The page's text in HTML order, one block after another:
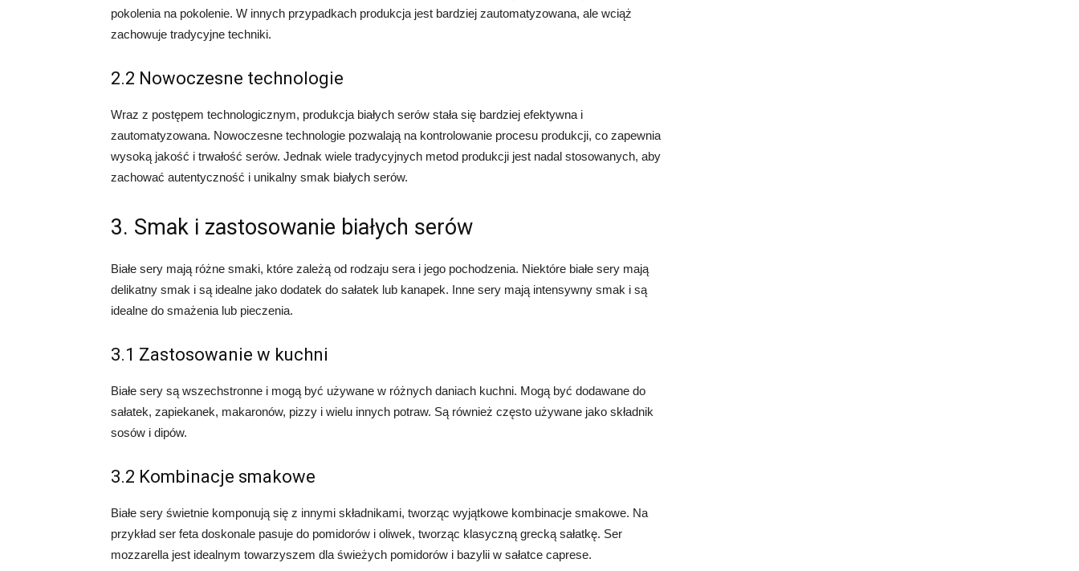
pokolenia na pokolenie. W innych przypadkach produkcja jest bardziej zautomatyzowana, ale wciąż
zachowuje tradycyjne techniki.
2.2 Nowoczesne technologie
Wraz z postępem technologicznym, produkcja białych serów stała się bardziej efektywna i
zautomatyzowana. Nowoczesne technologie pozwalają na kontrolowanie procesu produkcji, co zapewnia
wysoką jakość i trwałość serów. Jednak wiele tradycyjnych metod produkcji jest nadal stosowanych, aby
zachować autentyczność i unikalny smak białych serów.
3. Smak i zastosowanie białych serów
Białe sery mają różne smaki, które zależą od rodzaju sera i jego pochodzenia. Niektóre białe sery mają
delikatny smak i są idealne jako dodatek do sałatek lub kanapek. Inne sery mają intensywny smak i są
idealne do smażenia lub pieczenia.
3.1 Zastosowanie w kuchni
Białe sery są wszechstronne i mogą być używane w różnych daniach kuchni. Mogą być dodawane do
sałatek, zapiekanek, makaronów, pizzy i wielu innych potraw. Są również często używane jako składnik
sosów i dipów.
3.2 Kombinacje smakowe
Białe sery świetnie komponują się z innymi składnikami, tworząc wyjątkowe kombinacje smakowe. Na
przykład ser feta doskonale pasuje do pomidorów i oliwek, tworząc klasyczną grecką sałatkę. Ser
mozzarella jest idealnym towarzyszem dla świeżych pomidorów i bazylii w sałatce caprese.